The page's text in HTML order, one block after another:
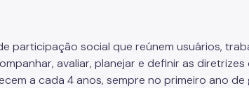
participação social que reúnem usuários,
avaliar, planejar e definir as diretrizes
a cada 4 anos, sempre no primeiro ano de